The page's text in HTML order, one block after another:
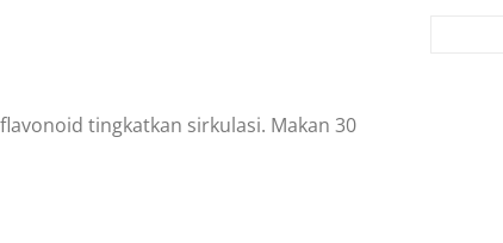
tingkatkan sirkulasi. Makan 30